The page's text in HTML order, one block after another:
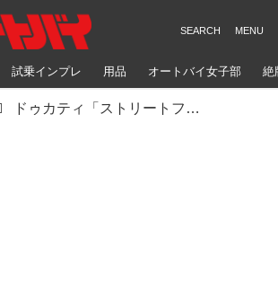
試乗インプレ 用品 オートバイ女子部 絶
ドゥカティ「ストリートファイターV4S」の魅力。特徴を徹底解説！ ゴーグル2020年5月号はDUCATI大特集！